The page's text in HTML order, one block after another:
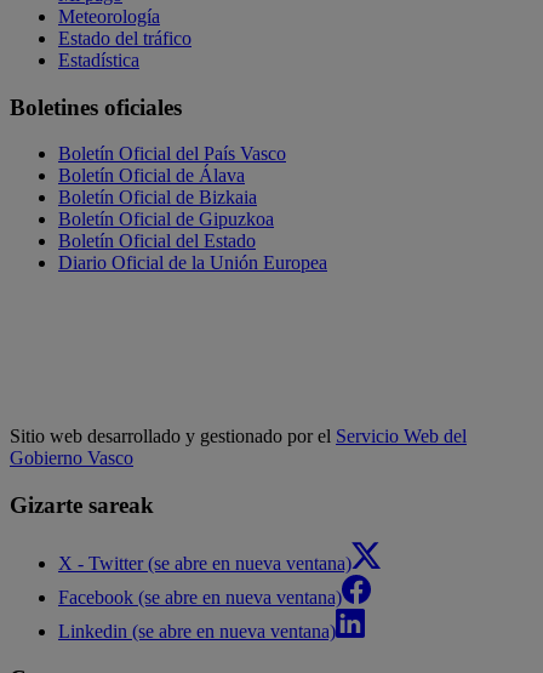
Meteorología
Estado del tráfico
Estadística
Boletines oficiales
Boletín Oficial del País Vasco
Boletín Oficial de Álava
Boletín Oficial de Bizkaia
Boletín Oficial de Gipuzkoa
Boletín Oficial del Estado
Diario Oficial de la Unión Europea
Sitio web desarrollado y gestionado por el Servicio Web del
Gobierno Vasco
Gizarte sareak
X - Twitter (se abre en nueva ventana)
Facebook (se abre en nueva ventana)
Linkedin (se abre en nueva ventana)